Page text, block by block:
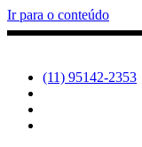
Ir para o conteúdo
(11) 95142-2353